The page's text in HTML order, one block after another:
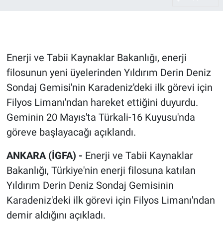
Enerji ve Tabii Kaynaklar Bakanlığı, enerji
filosunun yeni üyelerinden Yıldırım Derin Deniz
Sondaj Gemisi'nin Karadeniz'deki ilk görevi için
Filyos Limanı'ndan hareket ettiğini duyurdu.
Geminin 20 Mayıs'ta Türkali-16 Kuyusu'nda
göreve başlayacağı açıklandı.
ANKARA (İGFA) - Enerji ve Tabii Kaynaklar
Bakanlığı, Türkiye'nin enerji filosuna katılan
Yıldırım Derin Deniz Sondaj Gemisinin
Karadeniz'deki ilk görevi için Filyos Limanı'ndan
demir aldığını açıkladı.